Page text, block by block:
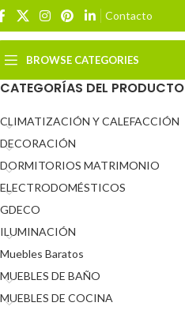
Contacto
BROWSE CATEGORIES
CATEGORÍAS DEL PRODUCTO
CLIMATIZACIÓN Y CALEFACCIÓN
DECORACIÓN
DORMITORIOS MATRIMONIO
ELECTRODOMÉSTICOS
GDECO
ILUMINACIÓN
Muebles Baratos
MUEBLES DE BAÑO
MUEBLES DE COCINA